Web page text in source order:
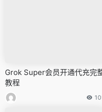
Grok Super会员开通代充完
教程